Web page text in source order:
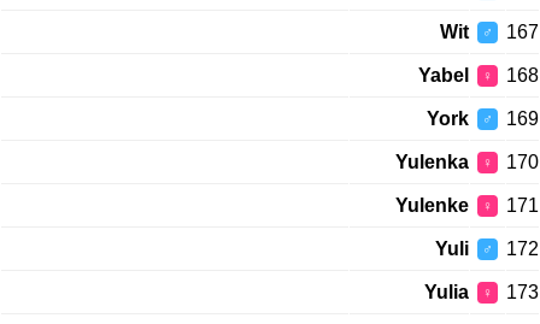
167
♂
Wit
168
♀
Yabel
169
♂
York
170
♀
Yulenka
171
♀
Yulenke
172
♂
Yuli
173
♀
Yulia